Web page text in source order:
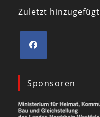
Zuletzt hinzugefügt
Sponsoren